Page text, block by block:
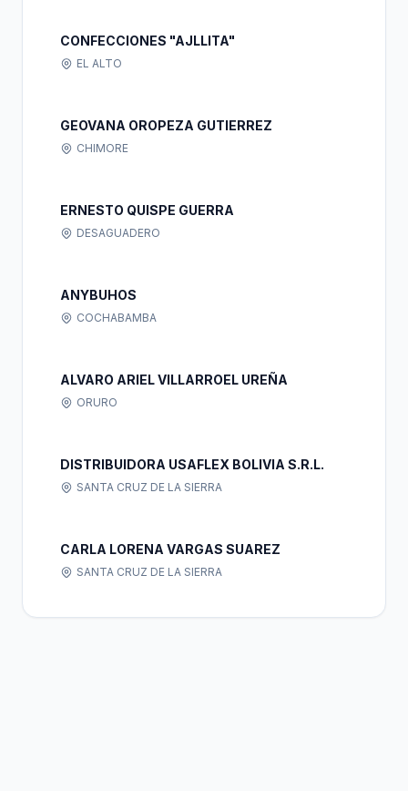
CONFECCIONES "AJLLITA"
EL ALTO
GEOVANA OROPEZA GUTIERREZ
CHIMORE
ERNESTO QUISPE GUERRA
DESAGUADERO
ANYBUHOS
COCHABAMBA
ALVARO ARIEL VILLARROEL UREÑA
ORURO
DISTRIBUIDORA USAFLEX BOLIVIA S.R.L.
SANTA CRUZ DE LA SIERRA
CARLA LORENA VARGAS SUAREZ
SANTA CRUZ DE LA SIERRA